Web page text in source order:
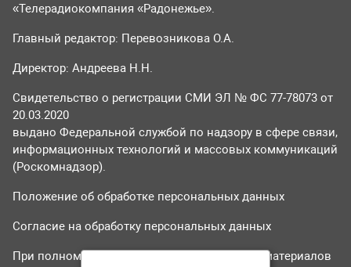
«Телерадиокомпания «Радонежье».
Главный редактор: Перевозникова О.А.
Директор: Андреева Н.Н.
Свидетельство о регистрации СМИ ЭЛ № ФС 77-78073 от
20.03.2020
выдано Федеральной службой по надзору в сфере связи,
информационных технологий и массовых коммуникаций
(Роскомнадзор).
Положение об обработке персональных данных
Согласие на обработку персональных данных
При полном или частичном использовании материалов